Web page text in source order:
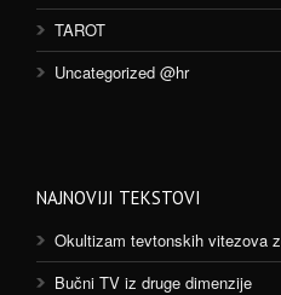
TAROT
Uncategorized @hr
NAJNOVIJI TEKSTOVI
Okultizam tevtonskih vitezova
Bučni TV iz druge dimenzije